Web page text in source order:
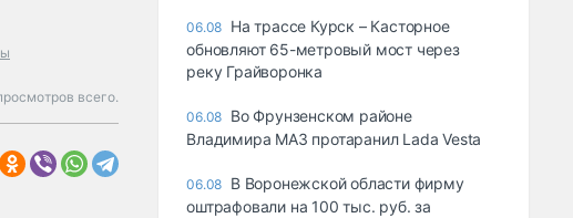
всего.
06.08 На трассе Курск – Касторное
обновляют 65-метровый мост через
реку Грайворонка
06.08 Во Фрунзенском районе
Владимира МАЗ протаранил Lada Vesta
06.08 В Воронежской области фирму
оштрафовали на 100 тыс. руб. за